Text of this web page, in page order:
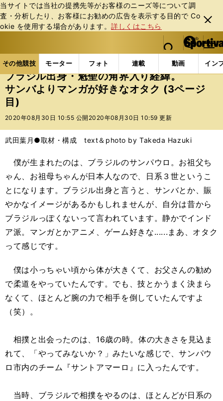
当サイトでは当社の提携先等がお客様のニーズ等について調
査・分析したり、お客様にお勧めの広告を表⽰する⽬的で Co
okie を使⽤する場合があります。詳しくはこちら
閉じ
る
web Sportiva (webスポルティーバ)
検索
マイペ
ー
ジ
メニュ
その他競技 モーター フォト 連載 動画 イン
ス
ポ
ル
テ
ー
バ
その他競技の記事一覧 その他競技 大相撲 ブラ
ブラジル出身・魁聖の角界入り経緯。
サンバよりマンガが好きなオタク (3ページ
目)
2020年08月30日 10:55 公開 2020年08月30日 10:59 更新
武田葉月●取材・構成 text＆photo by Takeda Hazuki
僕が生まれたのは、ブラジルのサンパウロ。お祖父ち
ゃん、お祖母ちゃんが日本人なので、日系３世というこ
とになります。ブラジル出身と言うと、サンバとか、賑
やかなイメージがあるかもしれませんが、自分は昔から
ブラジルっぽくないって言われています。静かでインド
ア派。マンガとかアニメ、ゲーム好きな......まあ、オタク
って感じです。
僕は小っちゃい頃から体が大きくて、お父さんの勧め
で柔道をやっていたんです。でも、技とかうまく決まら
なくて、ほとんど腕の力で相手を倒していたんですよ
（笑）。
相撲と出会ったのは、16歳の時。体の大きさを見込ま
れて、「やってみないか？」みたいな感じで、サンパウ
ロ市内のチーム『サントアマーロ』に入ったんです。
当時、ブラジルで相撲をやるのは、ほとんどが日系の